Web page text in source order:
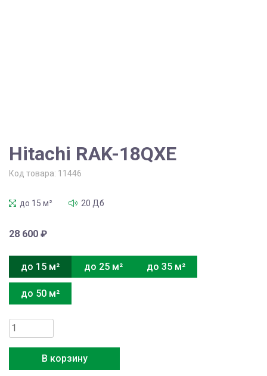
Hitachi RAK-18QXE
Код товара: 11446
до 15 м² 20 Дб
28 600 ₽
до 15 м² до 25 м² до 35 м²
до 50 м²
Количество
товара
RAK-
В корзину